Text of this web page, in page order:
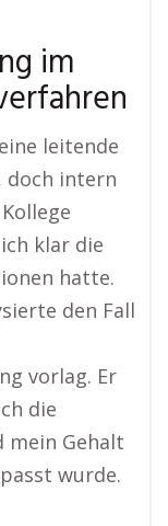
im
leitende
doch intern
klar die
hatte.
den Fall
vorlag. Er
die
mein Gehalt
wurde.